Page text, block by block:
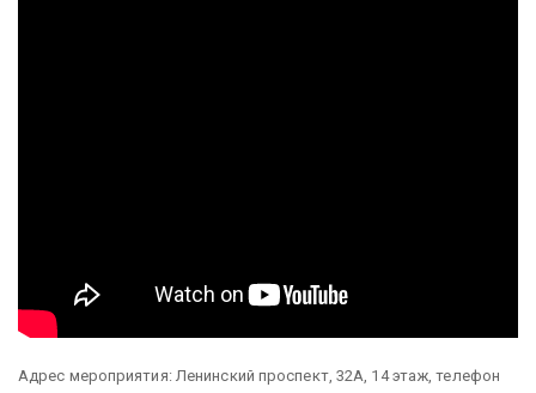
Адрес мероприятия: Ленинский проспект, 32А, 14 этаж, телефон